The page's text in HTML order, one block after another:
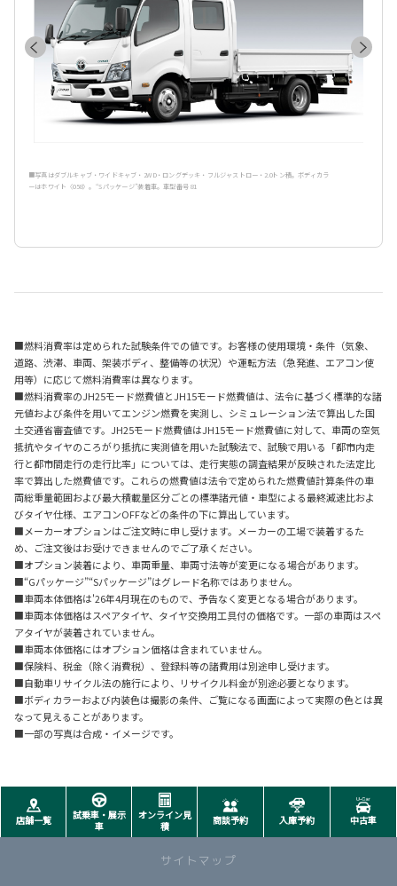
■写真はダブルキャブ・ワイドキャブ・2WD・ロングデッキ・フルジャストロー・2.0トン積。ボディカラ
ーはホワイト〈058〉。“Sパッケージ”装着車。車型番号 81
■燃料消費率は定められた試験条件での値です。お客様の使用環境・条件（気象、
道路、渋滞、車両、架装ボディ、整備等の状況）や運転方法（急発進、エアコン使
用等）に応じて燃料消費率は異なります。
■燃料消費率のJH25モード燃費値とJH15モード燃費値は、法令に基づく標準的な諸
元値および条件を用いてエンジン燃費を実測し、シミュレーション法で算出した国
土交通省審査値です。JH25モード燃費値はJH15モード燃費値に対して、車両の空気
抵抗やタイヤのころがり抵抗に実測値を用いた試験法で、試験で用いる「都市内走
行と都市間走行の走行比率」については、走行実態の調査結果が反映された法定比
率で算出した燃費値です。これらの燃費値は法令で定められた燃費値計算条件の車
両総重量範囲および最大積載量区分ごとの標準諸元値・車型による最終減速比およ
びタイヤ仕様、エアコンOFFなどの条件の下に算出しています。
■メーカーオプションはご注文時に申し受けます。メーカーの工場で装着するた
め、ご注文後はお受けできませんのでご了承ください。
■オプション装着により、車両重量、車両寸法等が変更になる場合があります。
■“Gパッケージ”“Sパッケージ”はグレード名称ではありません。
■車両本体価格は'26年4月現在のもので、予告なく変更となる場合があります。
■車両本体価格はスペアタイヤ、タイヤ交換用工具付の価格です。一部の車両はスペ
アタイヤが装着されていません。
■車両本体価格にはオプション価格は含まれていません。
■保険料、税金（除く消費税）、登録料等の諸費用は別途申し受けます。
■自動車リサイクル法の施行により、リサイクル料金が別途必要となります。
■ボディカラーおよび内装色は撮影の条件、ご覧になる画面によって実際の色とは異
なって見えることがあります。
■一部の写真は合成・イメージです。
店舗一覧
試乗車・展示
車
オンライン見
積
商談予約 入庫予約 中古車
サイトマップ